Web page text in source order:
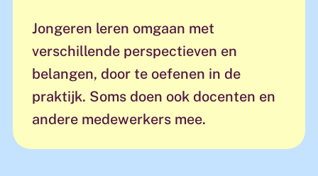
Jongeren leren omgaan met
verschillende perspectieven en
belangen, door te oefenen in de
praktijk. Soms doen ook docenten en
andere medewerkers mee.